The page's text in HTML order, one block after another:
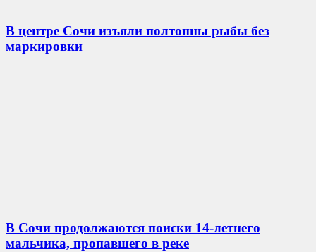
В центре Сочи изъяли полтонны рыбы без
маркировки
В Сочи продолжаются поиски 14-летнего
мальчика, пропавшего в реке